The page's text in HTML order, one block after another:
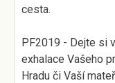
cesta.
PF2019 - Dejte si
exhalace Vašeho
Hradu či Vaší